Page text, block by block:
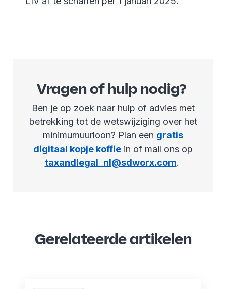
Vragen of hulp nodig?
Ben je op zoek naar hulp of advies met
betrekking tot de wetswijziging over het
minimumuurloon? Plan een gratis
digitaal kopje koffie in of mail ons op
taxandlegal_nl@sdworx.com.
Gerelateerde artikelen